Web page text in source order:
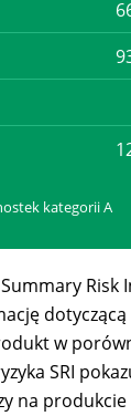
kategorii A
w
SRI
na produkcie